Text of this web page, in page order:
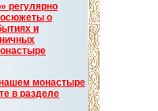
регулярно
о
и
монастыре
в разделе